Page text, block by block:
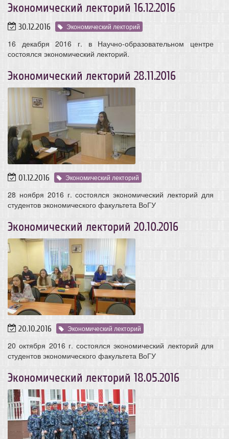
Экономический лекторий 16.12.2016
30.12.2016 Экономический лекторий
16 декабря 2016 г. в Научно-образовательном центре
состоялся экономический лекторий.
Экономический лекторий 28.11.2016
01.12.2016 Экономический лекторий
28 ноября 2016 г. состоялся экономический лекторий для
студентов экономического факультета ВоГУ
Экономический лекторий 20.10.2016
20.10.2016 Экономический лекторий
20 октября 2016 г. состоялся экономический лекторий для
студентов экономического факультета ВоГУ
Экономический лекторий 18.05.2016